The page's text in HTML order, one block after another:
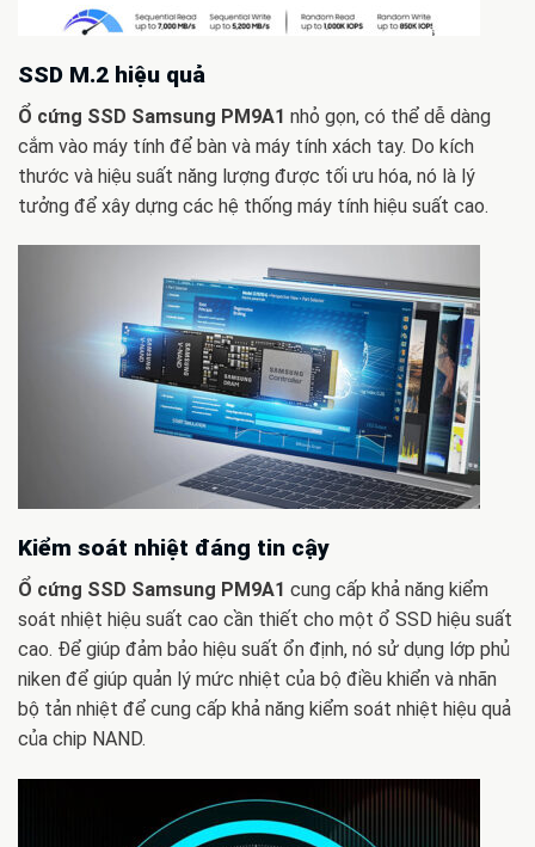
SSD M.2 hiệu quả
Ổ cứng SSD Samsung PM9A1 nhỏ gọn, có thể dễ dàng
cắm vào máy tính để bàn và máy tính xách tay. Do kích
thước và hiệu suất năng lượng được tối ưu hóa, nó là lý
tưởng để xây dựng các hệ thống máy tính hiệu suất cao.
Kiểm soát nhiệt đáng tin cậy
Ổ cứng SSD Samsung PM9A1 cung cấp khả năng kiểm
soát nhiệt hiệu suất cao cần thiết cho một ổ SSD hiệu suất
cao. Để giúp đảm bảo hiệu suất ổn định, nó sử dụng lớp phủ
niken để giúp quản lý mức nhiệt của bộ điều khiển và nhãn
bộ tản nhiệt để cung cấp khả năng kiểm soát nhiệt hiệu quả
của chip NAND.